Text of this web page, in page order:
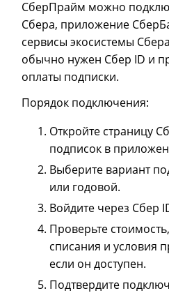
СберПрайм можно
Сбера, приложение
сервисы экосистемы
обычно нужен Сбер ID и
оплаты подписки.
Порядок подключения:
Откройте страницу
подписок в
Выберите вариант
или годовой.
Войдите через Сбер
Проверьте
списания и условия
если он доступен.
Подтвердите